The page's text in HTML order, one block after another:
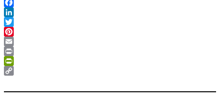
Facebook
LinkedIn
Twitter
Pinterest
Email
Print
PrintFriendly
Link